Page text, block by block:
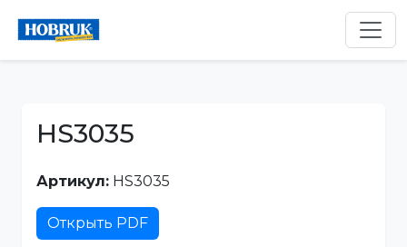
HS3035
Артикул: HS3035
Открыть PDF